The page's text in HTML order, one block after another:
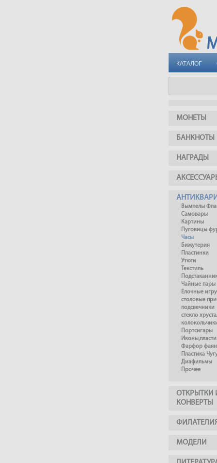
КАТАЛОГ
МОНЕТЫ
БАНКНОТЫ
НАГРАДЫ
Вымпелы
Самовары
Картины
Пуговицы
Часы
Бижутерия
Пластинки
Утюги
Текстиль
Чайные пары
Елочные
столовые
подсвечники
стекло
Портсигары
Фарфор
Пластика
Диафильмы
Прочее
ОТКРЫТКИ
КОНВЕРТЫ
МОДЕЛИ